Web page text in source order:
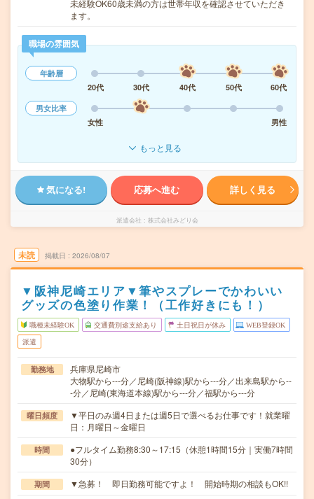
未経験OK60歳未満の方は世帯年収を確認させていただき
ます。
職場の雰囲気
年齢層
20代
30代 40代 50代
60代
男女比率
女性
男性
もっと見る
気になる! 応募へ進む 詳しく見る
派遣会社 株式会社みどり会
未読 掲載日 2026/08/07
▼阪神尼崎エリア▼筆やスプレーでかわいい
グッズの色塗り作業！（工作好きにも！）
職種未経験OK 交通費別途支給あり 土日祝日が休み WEB登録OK
派遣
勤務地
兵庫県尼崎市
大物駅から---分／尼崎(阪神線)駅から---分／出来島駅から--
-分／尼崎(東海道本線)駅から---分／福駅から---分
曜日頻度
▼平日のみ週4日または週5日で選べるお仕事です！就業曜
日：月曜日～金曜日
時間
●フルタイム勤務8:30～17:15（休憩1時間15分｜実働7時間
30分）
期間 ▼急募！ 即日勤務可能ですよ！ 開始時期の相談もOK!!